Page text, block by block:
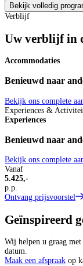
Bekijk volledig
Verblijf
Uw verblijf in
Accommodaties
Benieuwd naar
Bekijk ons complete
Experiences &
Experiences
Benieuwd naar
Bekijk ons complete
Vanaf
5.425,-
p.p.
Ontvang prijsvoorstel
Geïnspireerd
Wij helpen u graag
datum.
Maak een afspraak op